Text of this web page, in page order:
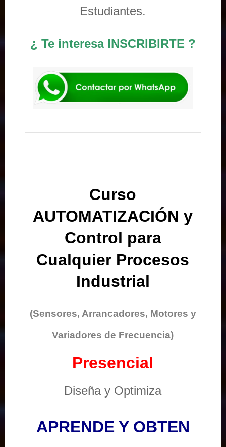
Estudiantes.
¿ Te interesa INSCRIBIRTE ?
Curso
AUTOMATIZACIÓN y
Control para
Cualquier Procesos
Industrial
(Sensores, Arrancadores, Motores y
Variadores de Frecuencia)
Presencial
Diseña y Optimiza
APRENDE Y OBTEN